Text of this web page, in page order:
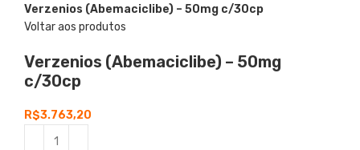
Verzenios (Abemaciclibe) – 50mg c/30cp
Voltar aos produtos
Verzenios (Abemaciclibe) – 50mg
c/30cp
R$3.763,20